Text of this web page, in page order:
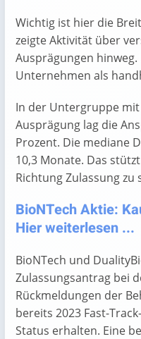
Wichtig ist hier die
zeigte Aktivität über
Ausprägungen
Unternehmen als
In der Untergruppe
Ausprägung lag die
Prozent. Die mediane
10,3 Monate. Das
Richtung Zulassung zu
BioNTech Aktie:
Hier weiterlesen ...
BioNTech und
Zulassungsantrag bei
Rückmeldungen der
bereits 2023 Fast-
Status erhalten. Eine